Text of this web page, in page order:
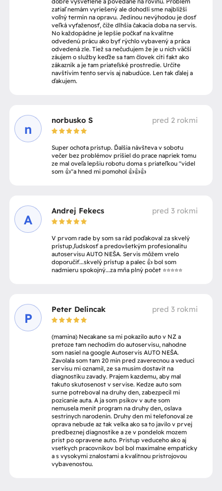
zatiaľ nemám vyriešený ale dohodli sme najbližší
voľný termín na opravu. Jedinou nevýhodou je dosť
veľká vyťaženosť, čiže dlhšia čakacia doba na servis.
No každopádne je lepšie počkať na kvalitne
odvedenú prácu ako byť rýchlo vybavený a práca
odvedená zle. Tiež sa nečudujem že je u nich väčší
záujem o služby keďže sa tam človek cíti fakt ako
zákazník a je tam priateľské prostredie. Určite
navštívim tento servis aj nabudúce. Len tak ďalej a
ďakujem.
n
norbusko S pred 2 rokmi
Super ochota pristup. Ďalšia návšteva v sobotu
večer bez problémov prišiel do prace napriek tomu
ze mal oveľa lepšiu robotu doma s priateľkou "videl
som 👍"a hned mi pomohol 👍👍👍
A
Andrej Fekecs pred 3 rokmi
V prvom rade by som sa rád poďakoval za skvelý
prístup,ľudskosť a predovšetkým profesionalitu
autoservisu AUTO NEŠA. Servis môžem vrelo
doporučiť...skvelý prístup a palec 👍 bol som
nadmieru spokojný...za mňa plný počet ⭐️⭐️⭐️⭐️⭐️
P
Peter Delincak pred 3 rokmi
(mamina) Necakane sa mi pokazilo auto v NZ a
pretoze tam nechodim do autoservisu, nahodne
som nasiel na google Autoservis AUTO NEŠA.
Zavolala som tam 20 min pred zaverecnou a veduci
servisu mi oznamil, ze sa musim dostavit na
diagnostiku zavady. Prajem kazdemu, aby mal
takuto skutosenost v servise. Kedze auto som
surne potreboval na druhy den, zabezpecil mi
pozicanie auta. A ja som psikov v aute som
nemusela menit program na druhy den, oslava
sestrinych narodenin. Druhy den mi telefonoval ze
oprava nebude az tak velka ako sa to javilo v prvej
predbeznej diagnostike a ze v pondelok mozem
prist po opravene auto. Pristup veduceho ako aj
vsetkych pracovnikov bol bol maximalne empaticky
a s vysokymi znalostami a kvalitnou pristrojovou
vybavenostou.